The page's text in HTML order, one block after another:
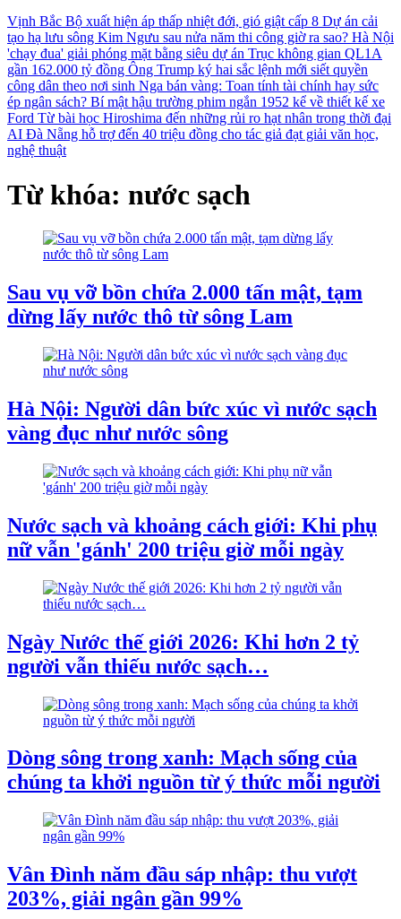
Vịnh Bắc Bộ xuất hiện áp thấp nhiệt đới, gió giật cấp 8 Dự án cải
tạo hạ lưu sông Kim Ngưu sau nửa năm thi công giờ ra sao? Hà Nội
'chạy đua' giải phóng mặt bằng siêu dự án Trục không gian QL1A
gần 162.000 tỷ đồng Ông Trump ký hai sắc lệnh mới siết quyền
công dân theo nơi sinh Nga bán vàng: Toan tính tài chính hay sức
ép ngân sách? Bí mật hậu trường phim ngắn 1952 kể về thiết kế xe
Ford Từ bài học Hiroshima đến những rủi ro hạt nhân trong thời đại
AI Đà Nẵng hỗ trợ đến 40 triệu đồng cho tác giả đạt giải văn học,
nghệ thuật
Từ khóa: nước sạch
Sau vụ vỡ bồn chứa 2.000 tấn mật, tạm
dừng lấy nước thô từ sông Lam
Hà Nội: Người dân bức xúc vì nước sạch
vàng đục như nước sông
Nước sạch và khoảng cách giới: Khi phụ
nữ vẫn 'gánh' 200 triệu giờ mỗi ngày
Ngày Nước thế giới 2026: Khi hơn 2 tỷ
người vẫn thiếu nước sạch…
Dòng sông trong xanh: Mạch sống của
chúng ta khởi nguồn từ ý thức mỗi người
Vân Đình năm đầu sáp nhập: thu vượt
203%, giải ngân gần 99%